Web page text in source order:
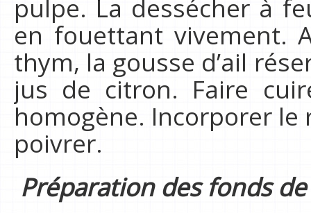
pulpe. La dessécher à
en fouettant vivement.
thym, la gousse d’ail
jus de citron. Faire
homogène. Incorporer le
poivrer.
Préparation des fonds